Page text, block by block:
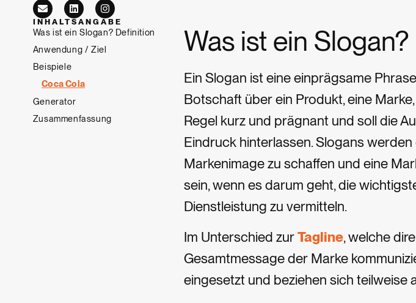
INHALTSANGABE
Was ist ein Slogan? Definition
Anwendung / Ziel
Beispiele
Coca Cola
Generator
Zusammenfassung
Was ist ein
Ein Slogan ist eine einprägsame
Botschaft über ein Produkt, eine
Regel kurz und prägnant und soll die
Eindruck hinterlassen. Slogans
Markenimage zu schaffen und eine
sein, wenn es darum geht, die
Dienstleistung zu vermitteln.
Im Unterschied zurTagline, welche
Gesamtmessage der Marke
eingesetzt und beziehen sich